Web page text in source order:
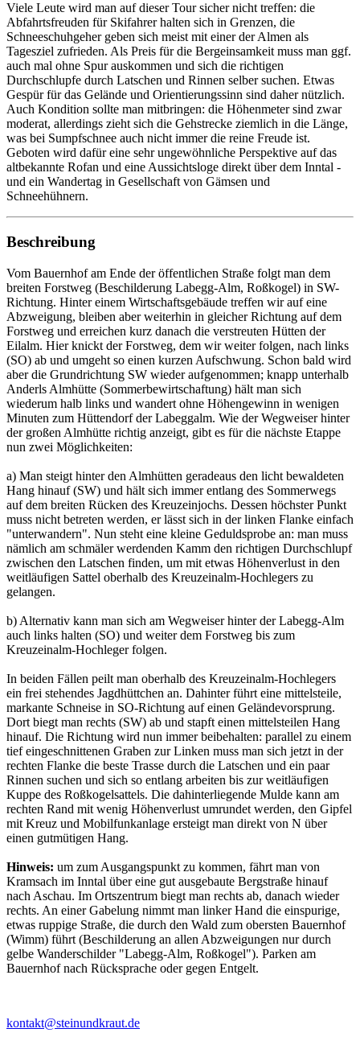
Viele Leute wird man auf dieser Tour sicher nicht treffen: die
Abfahrtsfreuden für Skifahrer halten sich in Grenzen, die
Schneeschuhgeher geben sich meist mit einer der Almen als
Tagesziel zufrieden. Als Preis für die Bergeinsamkeit muss man ggf.
auch mal ohne Spur auskommen und sich die richtigen
Durchschlupfe durch Latschen und Rinnen selber suchen. Etwas
Gespür für das Gelände und Orientierungssinn sind daher nützlich.
Auch Kondition sollte man mitbringen: die Höhenmeter sind zwar
moderat, allerdings zieht sich die Gehstrecke ziemlich in die Länge,
was bei Sumpfschnee auch nicht immer die reine Freude ist.
Geboten wird dafür eine sehr ungewöhnliche Perspektive auf das
altbekannte Rofan und eine Aussichtsloge direkt über dem Inntal -
und ein Wandertag in Gesellschaft von Gämsen und
Schneehühnern.
Beschreibung
Vom Bauernhof am Ende der öffentlichen Straße folgt man dem
breiten Forstweg (Beschilderung Labegg-Alm, Roßkogel) in SW-
Richtung. Hinter einem Wirtschaftsgebäude treffen wir auf eine
Abzweigung, bleiben aber weiterhin in gleicher Richtung auf dem
Forstweg und erreichen kurz danach die verstreuten Hütten der
Eilalm. Hier knickt der Forstweg, dem wir weiter folgen, nach links
(SO) ab und umgeht so einen kurzen Aufschwung. Schon bald wird
aber die Grundrichtung SW wieder aufgenommen; knapp unterhalb
Anderls Almhütte (Sommerbewirtschaftung) hält man sich
wiederum halb links und wandert ohne Höhengewinn in wenigen
Minuten zum Hüttendorf der Labeggalm. Wie der Wegweiser hinter
der großen Almhütte richtig anzeigt, gibt es für die nächste Etappe
nun zwei Möglichkeiten:
a) Man steigt hinter den Almhütten geradeaus den licht bewaldeten
Hang hinauf (SW) und hält sich immer entlang des Sommerwegs
auf dem breiten Rücken des Kreuzeinjochs. Dessen höchster Punkt
muss nicht betreten werden, er lässt sich in der linken Flanke einfach
"unterwandern". Nun steht eine kleine Geduldsprobe an: man muss
nämlich am schmäler werdenden Kamm den richtigen Durchschlupf
zwischen den Latschen finden, um mit etwas Höhenverlust in den
weitläufigen Sattel oberhalb des Kreuzeinalm-Hochlegers zu
gelangen.
b) Alternativ kann man sich am Wegweiser hinter der Labegg-Alm
auch links halten (SO) und weiter dem Forstweg bis zum
Kreuzeinalm-Hochleger folgen.
In beiden Fällen peilt man oberhalb des Kreuzeinalm-Hochlegers
ein frei stehendes Jagdhüttchen an. Dahinter führt eine mittelsteile,
markante Schneise in SO-Richtung auf einen Geländevorsprung.
Dort biegt man rechts (SW) ab und stapft einen mittelsteilen Hang
hinauf. Die Richtung wird nun immer beibehalten: parallel zu einem
tief eingeschnittenen Graben zur Linken muss man sich jetzt in der
rechten Flanke die beste Trasse durch die Latschen und ein paar
Rinnen suchen und sich so entlang arbeiten bis zur weitläufigen
Kuppe des Roßkogelsattels. Die dahinterliegende Mulde kann am
rechten Rand mit wenig Höhenverlust umrundet werden, den Gipfel
mit Kreuz und Mobilfunkanlage ersteigt man direkt von N über
einen gutmütigen Hang.
Hinweis: um zum Ausgangspunkt zu kommen, fährt man von
Kramsach im Inntal über eine gut ausgebaute Bergstraße hinauf
nach Aschau. Im Ortszentrum biegt man rechts ab, danach wieder
rechts. An einer Gabelung nimmt man linker Hand die einspurige,
etwas ruppige Straße, die durch den Wald zum obersten Bauernhof
(Wimm) führt (Beschilderung an allen Abzweigungen nur durch
gelbe Wanderschilder "Labegg-Alm, Roßkogel"). Parken am
Bauernhof nach Rücksprache oder gegen Entgelt.
kontakt@steinundkraut.de